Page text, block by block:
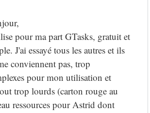
pour ma part GTasks, gratuit et
J'ai essayé tous les autres et ils
conviennent pas, trop
pour mon utilisation et
trop lourds (carton rouge au
ressources pour Astrid dont